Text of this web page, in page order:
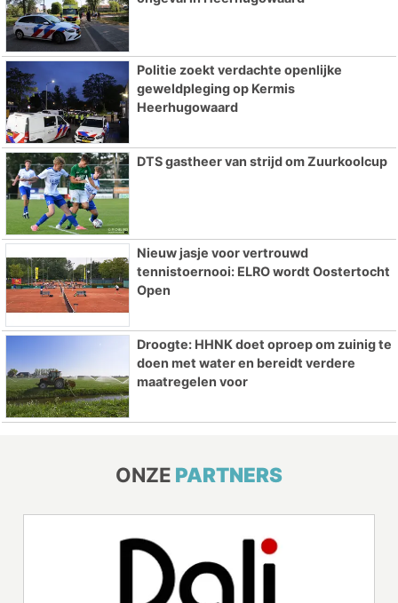
Politie zoekt verdachte openlijke
geweldpleging op Kermis
Heerhugowaard
DTS gastheer van strijd om Zuurkoolcup
Nieuw jasje voor vertrouwd
tennistoernooi: ELRO wordt Oostertocht
Open
Droogte: HHNK doet oproep om zuinig te
doen met water en bereidt verdere
maatregelen voor
ONZE PARTNERS